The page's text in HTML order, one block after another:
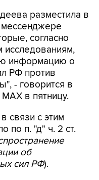
разместила в
согласно
исследованиям,
информацию о
РФ против
- говорится в
в пятницу.
связи с этим
по п. "д" ч. 2 ст.
об
сил РФ).